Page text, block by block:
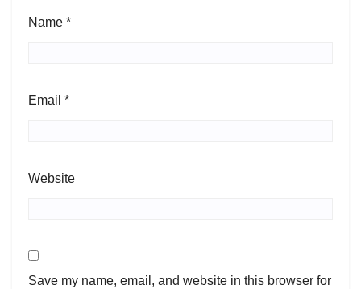
Name *
Email *
Website
Save my name, email, and website in this browser for